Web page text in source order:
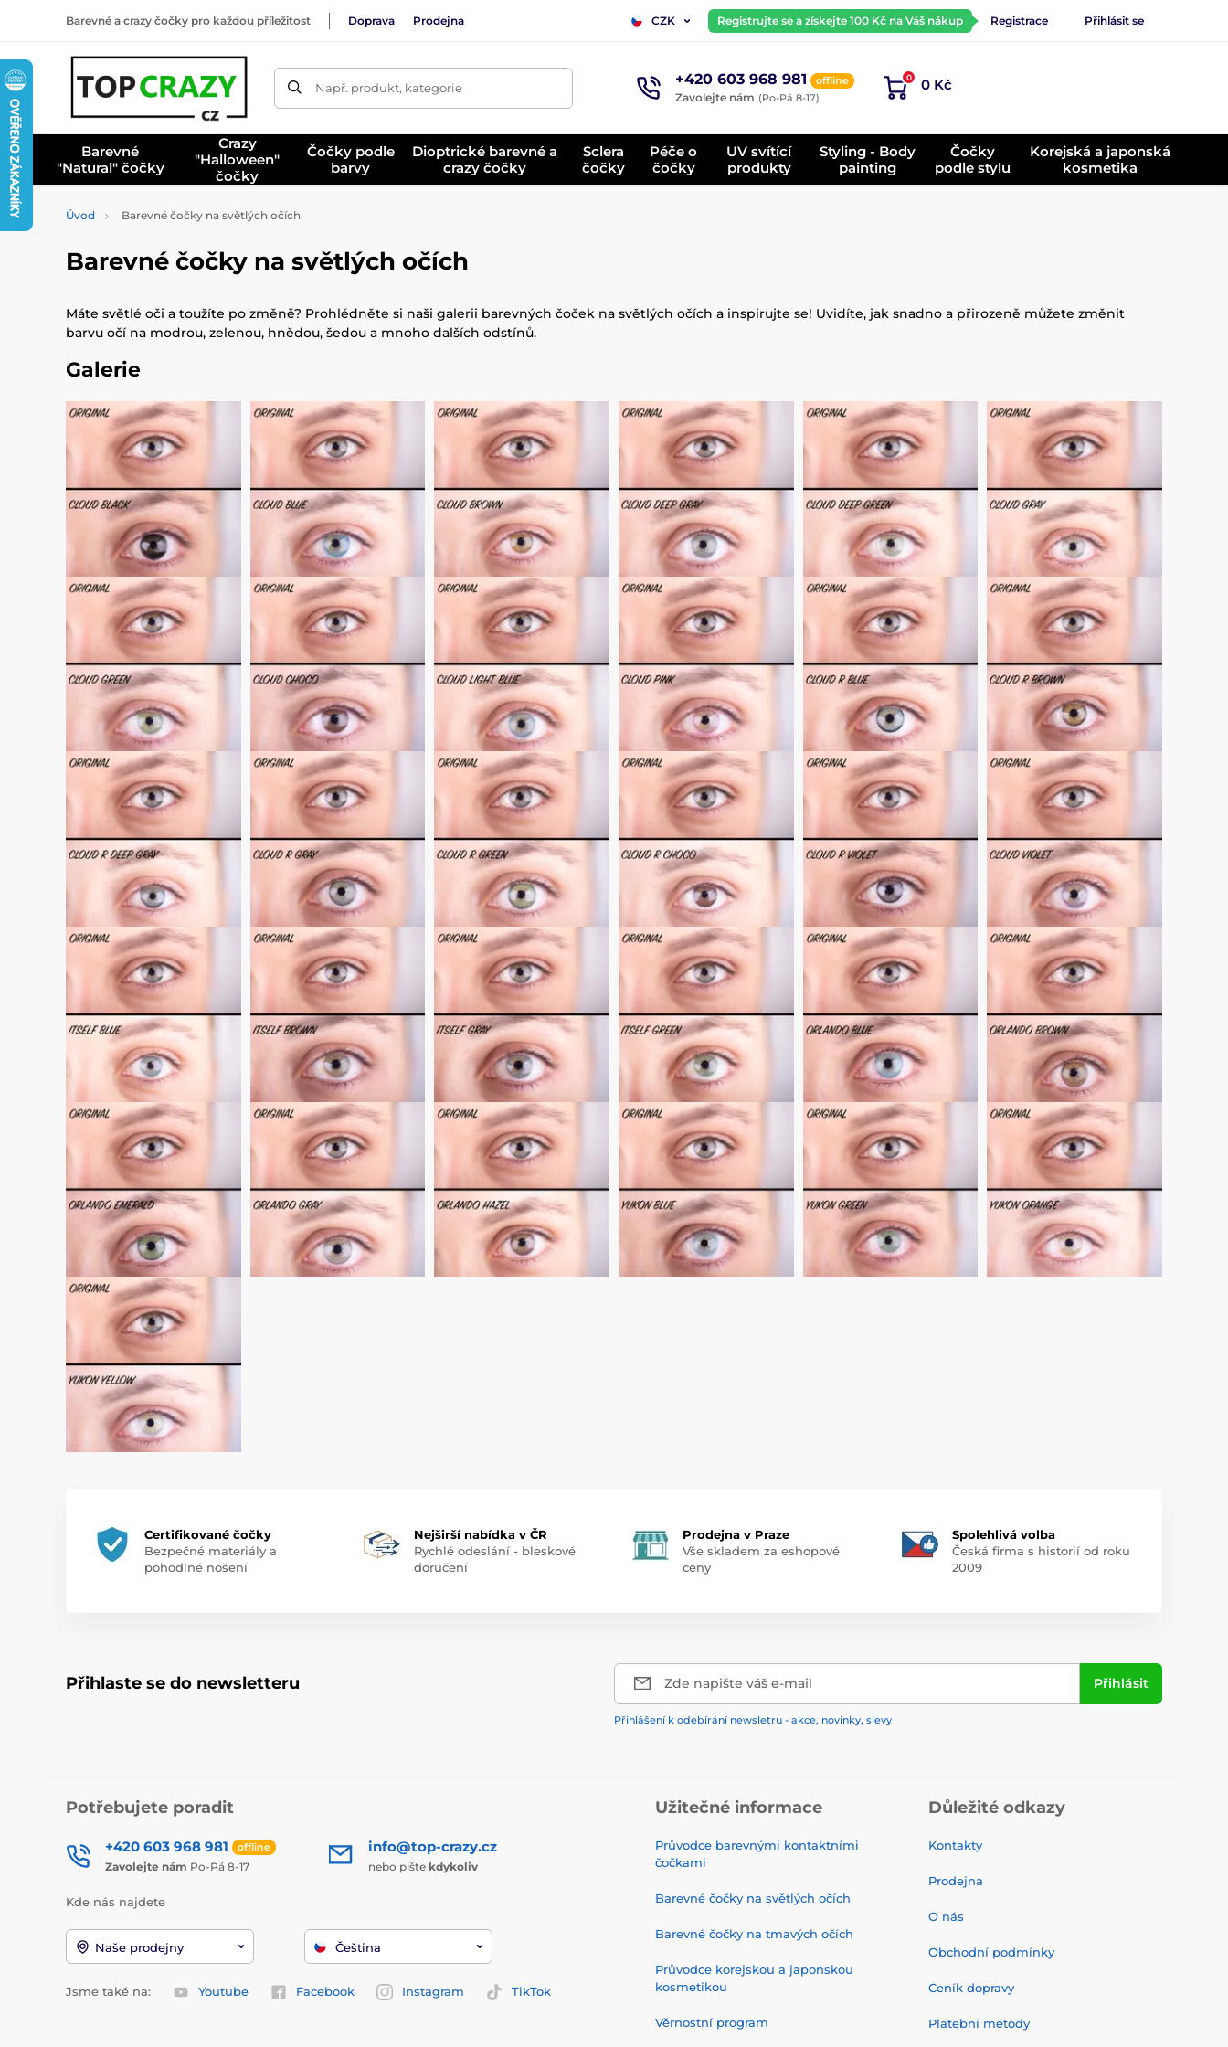
Barevné a crazy čočky pro každou příležitost Doprava Prodejna CZK Registrujte se a získejte 100 Kč na Váš nákup Registrace Přihlásit se
Např. produkt, kategorie +420 603 968 981 offline
Zavolejte nám (Po-Pá 8-17)
0 0 Kč
Barevné
"Natural" čočky
Crazy
"Halloween"
čočky
Čočky podle
barvy
Dioptrické barevné a
crazy čočky
Sclera
čočky
Péče o
čočky
UV svítící
produkty
Styling - Body
painting
Čočky
podle stylu
Korejská a japonská
kosmetika
Úvod Barevné čočky na světlých očích
Barevné čočky na světlých očích
Máte světlé oči a toužíte po změně? Prohlédněte si naši galerii barevných čoček na světlých očích a inspirujte se! Uvidíte, jak snadno a přirozeně můžete změnit
barvu očí na modrou, zelenou, hnědou, šedou a mnoho dalších odstínů.
Galerie
Certifikované čočky
Bezpečné materiály a
pohodlné nošení
Nejširší nabídka v ČR
Rychlé odeslání - bleskové
doručení
Prodejna v Praze
Vše skladem za eshopové
ceny
Spolehlivá volba
Česká firma s historií od roku
2009
Přihlaste se do newsletteru Zde napište váš e-mail Přihlásit
Přihlášení k odebírání newsletru - akce, novinky, slevy
Potřebujete poradit
+420 603 968 981 offline
Zavolejte nám Po-Pá 8-17
info@top-crazy.cz
nebo pište kdykoliv
Kde nás najdete
Naše prodejny Čeština
Jsme také na: Youtube Facebook Instagram TikTok
Užitečné informace
Průvodce barevnými kontaktními
čočkami
Barevné čočky na světlých očích
Barevné čočky na tmavých očích
Průvodce korejskou a japonskou
kosmetikou
Věrnostní program
Důležité odkazy
Kontakty
Prodejna
O nás
Obchodní podmínky
Ceník dopravy
Platební metody